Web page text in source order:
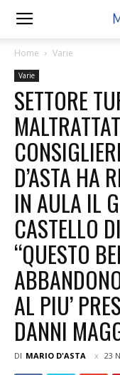
Home Varie
Varie
SETTORE
D’ASTA HA
IN AULA IL
CASTELLO
“QUESTO
AL PIU’
DANNI
DI MARIO D'ASTA 23